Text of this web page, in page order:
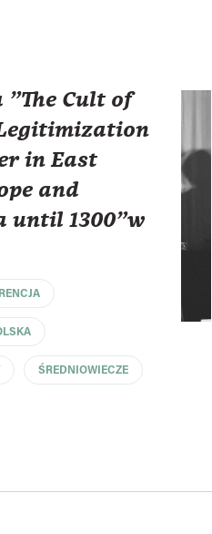
Cult of
in East
and
until 1300"w
ŚREDNIOWIECZE